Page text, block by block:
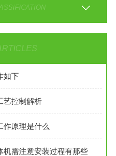
如下
艺控制解析
作原理是什么
机需注意安装过程有那些